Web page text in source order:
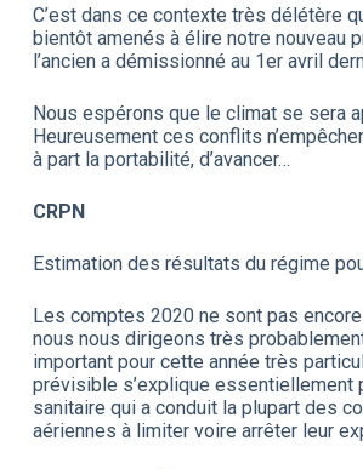
C’est dans ce contexte très délétère
bientôt amenés à élire notre nouveau
l’ancien a démissionné au 1er avril
Nous espérons que le climat se sera
Heureusement ces conflits
à part la portabilité, d’avancer…
CRPN
Estimation des résultats du régime
Les comptes 2020 ne sont pas
nous nous dirigeons très
important pour cette année très
prévisible s’explique essentiellement
sanitaire qui a conduit la plupart des
aériennes à limiter voire arrêter leur